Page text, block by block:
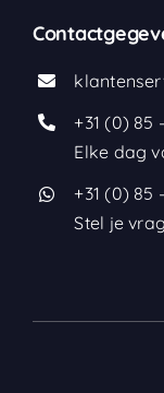
+31 (0) 85
Elke dag
+31 (0) 85
Stel je